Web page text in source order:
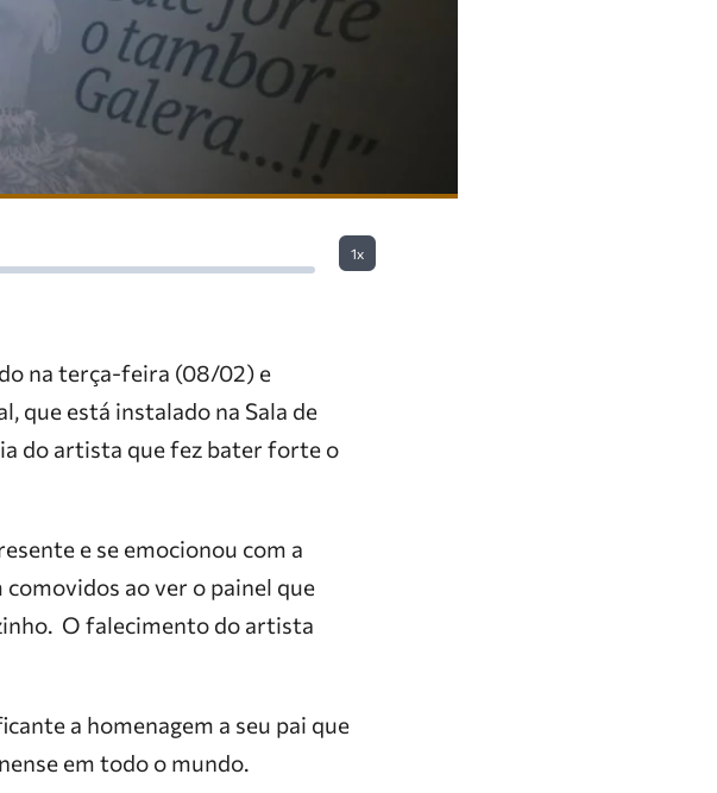
1x
na terça-feira (08/02) e
que está instalado na Sala de
do artista que fez bater forte o
e se emocionou com a
ao ver o painel que
O falecimento do artista
a homenagem a seu pai que
em todo o mundo.